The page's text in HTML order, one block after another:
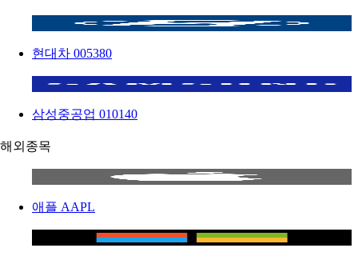
현대차 005380
삼성중공업 010140
해외종목
애플 AAPL